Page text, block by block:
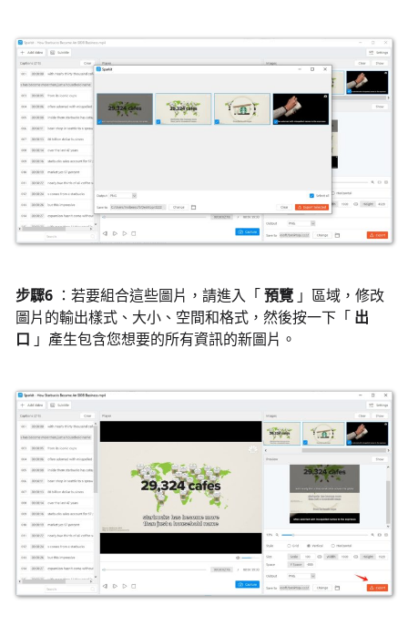
步驟6 ：若要組合這些圖片，請進入「預覽 」區域，修改
圖片的輸出樣式、大小、空間和格式，然後按一下「 出
口 」產生包含您想要的所有資訊的新圖片。